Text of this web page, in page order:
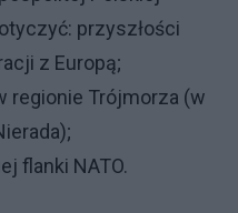
przyszłości
z Europą;
regionie Trójmorza (w
flanki NATO.